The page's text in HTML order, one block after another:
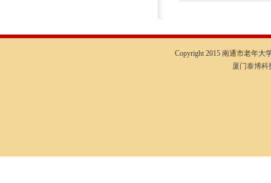
Copyright 2015 南通市老年大
厦门泰博